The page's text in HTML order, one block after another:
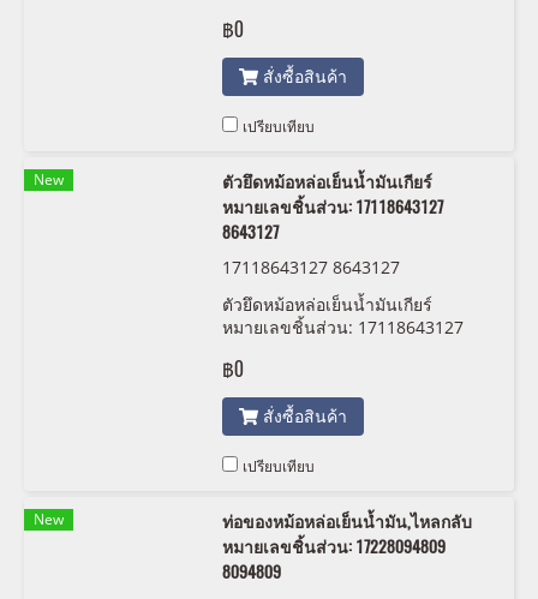
฿0
สั่งซื้อสินค้า
เปรียบเทียบ
New
ตัวยึดหม้อหล่อเย็นน้ำมันเกียร์
หมายเลขชิ้นส่วน: 17118643127
8643127
17118643127 8643127
ตัวยึดหม้อหล่อเย็นน้ำมันเกียร์
หมายเลขชิ้นส่วน: 17118643127
฿0
สั่งซื้อสินค้า
เปรียบเทียบ
New
ท่อของหม้อหล่อเย็นน้ำมัน,ไหลกลับ
หมายเลขชิ้นส่วน: 17228094809
8094809